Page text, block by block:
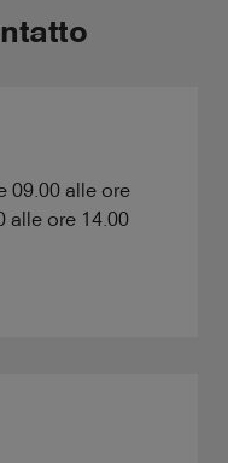
09.00 alle ore
alle ore 14.00